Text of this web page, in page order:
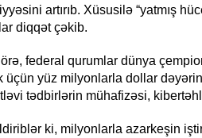
artırıb. Xüsusilə “yatmış
diqqət çəkib.
federal qurumlar dünya
üçün yüz milyonlarla dollar
tədbirlərin mühafizəsi,
ki, milyonlarla azarkeşin